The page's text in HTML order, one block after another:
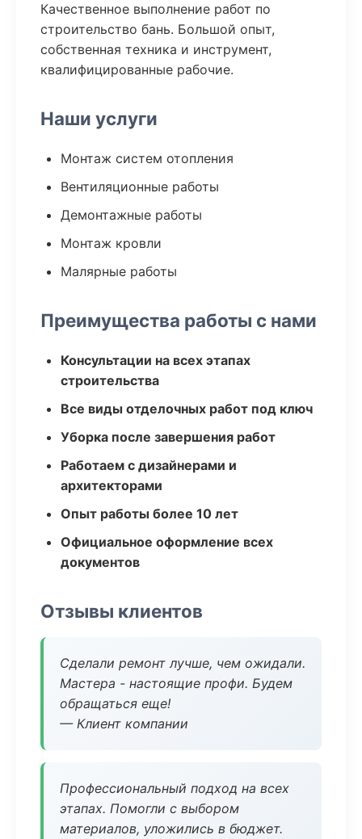
Качественное выполнение работ по
строительство бань. Большой опыт,
собственная техника и инструмент,
квалифицированные рабочие.
Наши услуги
Монтаж систем отопления
Вентиляционные работы
Демонтажные работы
Монтаж кровли
Малярные работы
Преимущества работы с нами
Консультации на всех этапах
строительства
Все виды отделочных работ под ключ
Уборка после завершения работ
Работаем с дизайнерами и
архитекторами
Опыт работы более 10 лет
Официальное оформление всех
документов
Отзывы клиентов
Сделали ремонт лучше, чем ожидали.
Мастера - настоящие профи. Будем
обращаться еще!
— Клиент компании
Профессиональный подход на всех
этапах. Помогли с выбором
материалов, уложились в бюджет.